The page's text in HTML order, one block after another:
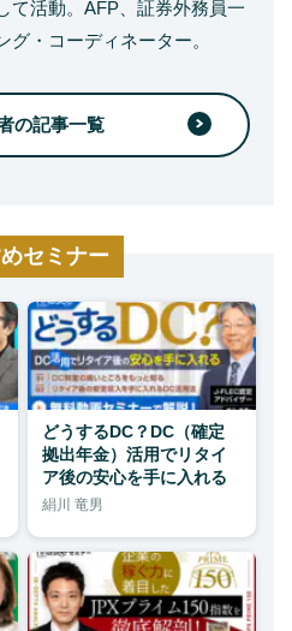
て活動。AFP、証券外務員一
・コーディネーター。
の記事一覧
セミナー
どうするDC？DC（確定
拠出年金）活用でリタイ
ア後の安心を手に入れる
絹川 竜男